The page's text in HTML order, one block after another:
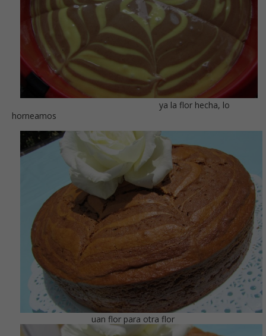
ya la flor hecha, lo
horneamos
uan flor para otra flor